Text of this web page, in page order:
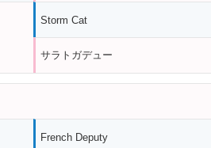
Storm Cat
サラトガデュー
French Deputy